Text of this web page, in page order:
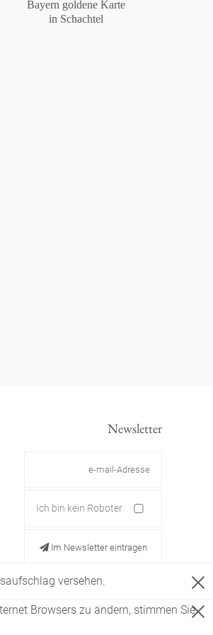
Bayern goldene Karte
in Schachtel
Newsletter
Ich bin kein Roboter
Im Newsletter eintragen
Browsers zu ändern, stimmen Sie
versehen.